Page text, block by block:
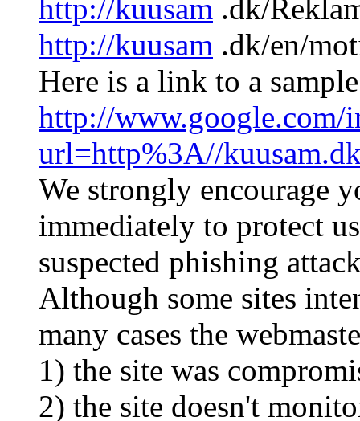
http://kuusam .dk/
http://kuusam .dk/en/
Here is a link to a
http://www.google.com/
url=http%3A//
We strongly encourage
immediately to protect
suspected phishing
Although some sites
many cases the
1) the site was
2) the site doesn't